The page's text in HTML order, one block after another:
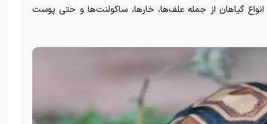
گیاهان از جمله علف‌ها، خارها، ساکولنت‌ها و حتی پوست